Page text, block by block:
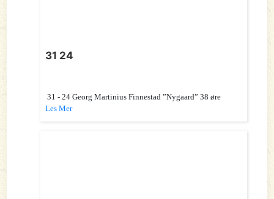
31 24
31 - 24 Georg Martinius Finnestad ”Nygaard” 38 øre
Les Mer